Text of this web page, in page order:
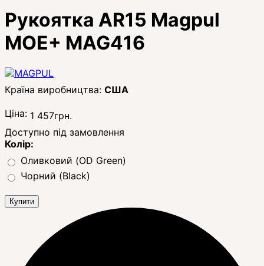
Рукоятка AR15 Magpul
MOE+ MAG416
США
Ціна: 1 457грн.
Доступно під замовлення
Колір:
Оливковий (OD Green)
Чорний (Black)
Купити